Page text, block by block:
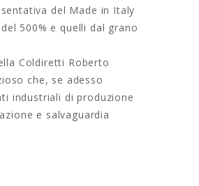
del Made in Italy
500% e quelli dal grano
Coldiretti Roberto
che, se adesso
industriali di produzione
e salvaguardia